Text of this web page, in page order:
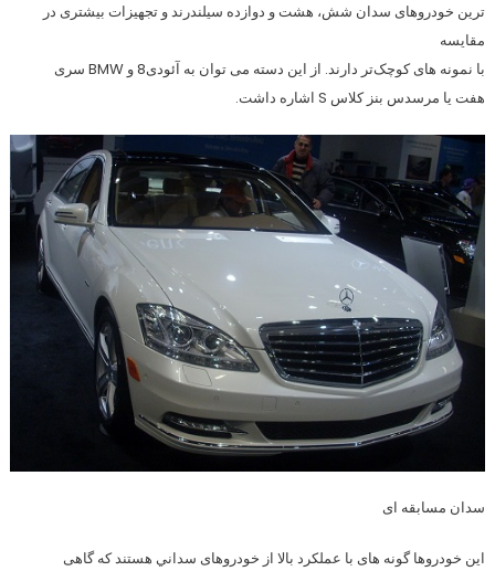
ترین خودروهای سدان شش، هشت و دوازده سیلندرند و تجهیزات بیشتری در
مقایسه
با نمونه های کوچک‌تر دارند. از این دسته می توان به آئودی8 و BMW سری
هفت یا مرسدس بنز كلاس S اشاره داشت.
سدان مسابقه ای
این خودروها گونه های با عملکرد بالا از خودروهای سداني هستند که گاهی